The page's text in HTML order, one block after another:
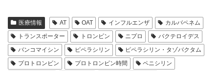
医療情報 AT OAT インフルエンザ
カルバペネム
トランスポーター
トロンビン ニプロ
バクテロイデス
バンコマイシン
ピペラシリン
ピペラシリン・タゾバクタム
プロトロンビン
プロトロンビン時間
ペニシリン